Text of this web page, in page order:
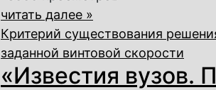
читать далее »
Критерий существования
заданной винтовой скорости
«Известия